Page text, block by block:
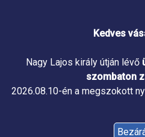
Kedves
Nagy Lajos király útján lévő
szombaton
2026.08.10-én a megszokott